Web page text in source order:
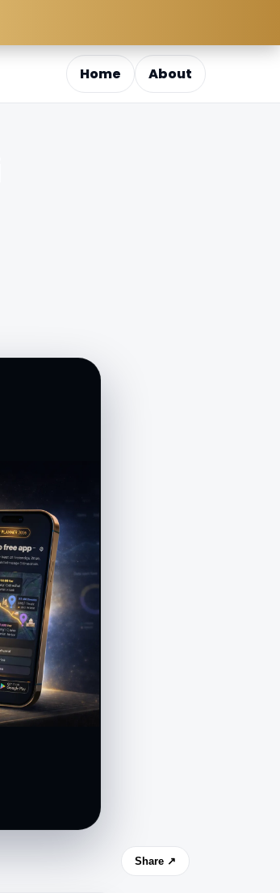
Home About
Share ↗